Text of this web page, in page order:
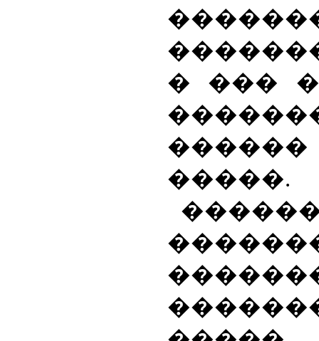
� ���
�����.